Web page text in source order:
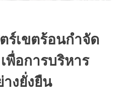
ร์เขตร้อนกำจัด
พื่อการบริหาร
งยั่งยืน